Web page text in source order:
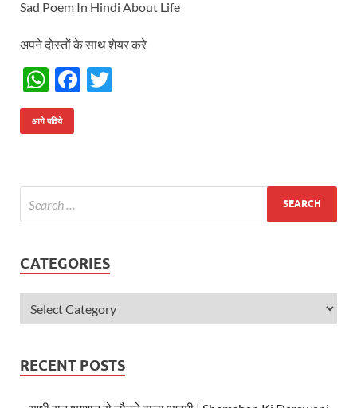
Sad Poem In Hindi About Life
अपने दोस्तों के साथ शेयर करे
W
h
at
A
p
p
F
o
k
आगे पढिये
CATEGORIES
RECENT POSTS